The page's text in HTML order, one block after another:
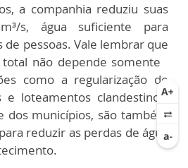
a companhia reduziu suas
s, água suficiente para
pessoas. Vale lembrar que
não depende somente
como a regularização de
e loteamentos clandestinos,
dos municípios, são também
reduzir as perdas de água